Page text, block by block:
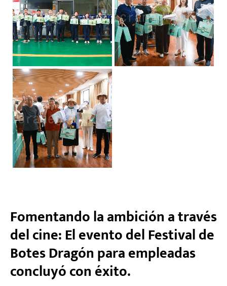
Fomentando la ambición a través
del cine: El evento del Festival de
Botes Dragón para empleadas
concluyó con éxito.